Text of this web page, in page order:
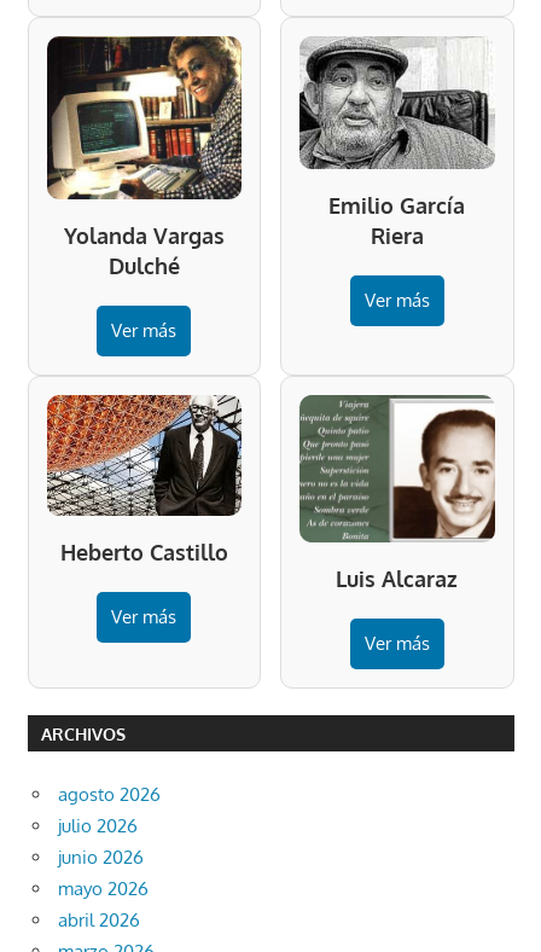
Yolanda Vargas
Dulché
Ver más
Emilio García
Riera
Ver más
Heberto Castillo
Ver más
Luis Alcaraz
Ver más
ARCHIVOS
agosto 2026
julio 2026
junio 2026
mayo 2026
abril 2026